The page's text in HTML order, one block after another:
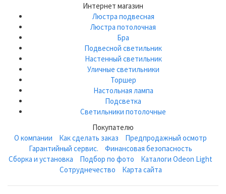
Интернет магазин
Люстра подвесная
Люстра потолочная
Бра
Подвесной светильник
Настенный светильник
Уличные светильники
Торшер
Настольная лампа
Подсветка
Светильники потолочные
Покупателю
О компании
Как сделать заказ
Предпродажный осмотр
Гарантийный сервис.
Финансовая безопасность
Сборка и установка
Подбор по фото
Каталоги Odeon Light
Сотруднечество
Карта сайта